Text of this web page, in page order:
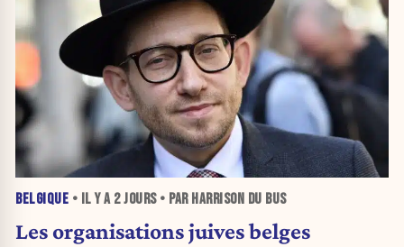
BELGIQUE • IL Y A 2 JOURS• PAR HARRISON DU BUS
Les organisations juives belges